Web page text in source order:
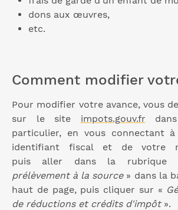
dons aux œuvres,
etc.
Comment modifier
Pour modifier votre avance, vous
sur le site impots.gouv.fr
particulier, en vous connectant
identifiant fiscal et de votre
puis aller dans la
prélèvement à la source» dans la
haut de page, puis cliquer sur «
de réductions et crédits d'impôt».